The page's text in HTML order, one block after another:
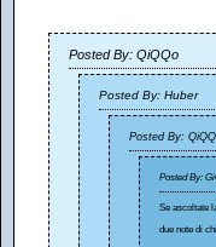
Posted By: QiQQo
Posted By: Huber
Posted By:
Posted By:
Se ascoltate
due note di